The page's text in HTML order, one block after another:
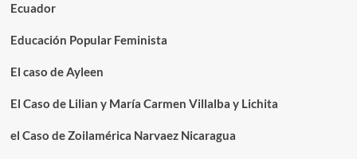
Ecuador
Educación Popular Feminista
El caso de Ayleen
El Caso de Lilian y María Carmen Villalba y Lichita
el Caso de Zoilamérica Narvaez Nicaragua